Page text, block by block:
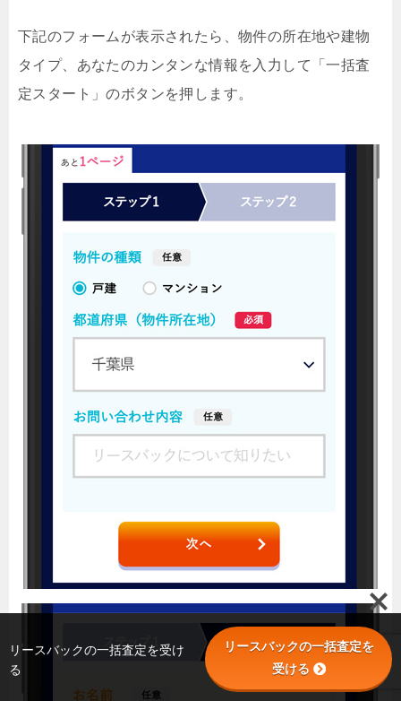
下記のフォームが表示されたら、物件の所在地や建物
タイプ、あなたのカンタンな情報を入力して「一括査
定スタート」のボタンを押します。
リースバックの一括査定を受け
る
リースバックの一括査定を
受ける